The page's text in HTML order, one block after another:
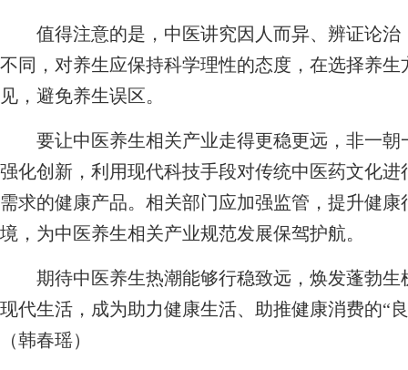
值得注意的是，中医讲究因人而异、辨证论治
不同，对养生应保持科学理性的态度，在选择养
见，避免养生误区。
要让中医养生相关产业走得更稳更远，非一朝
强化创新，利用现代科技手段对传统中医药文化
需求的健康产品。相关部门应加强监管，提升健
境，为中医养生相关产业规范发展保驾护航。
期待中医养生热潮能够行稳致远，焕发蓬勃生
现代生活，成为助力健康生活、助推健康消费的“
（韩春瑶）